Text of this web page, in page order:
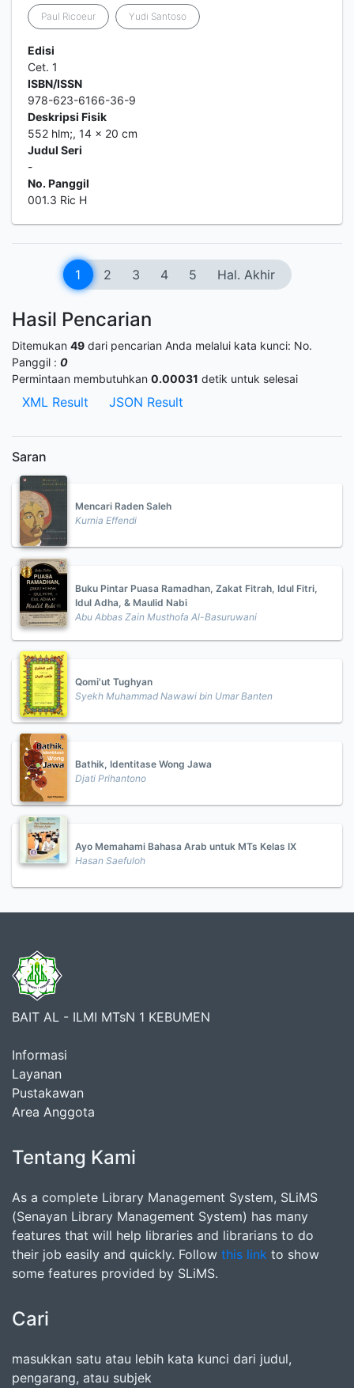
Paul Ricoeur Yudi Santoso
Edisi
Cet. 1
ISBN/ISSN
978-623-6166-36-9
Deskripsi Fisik
552 hlm;, 14 x 20 cm
Judul Seri
-
No. Panggil
001.3 Ric H
1 2 3 4 5 Hal. Akhir
Hasil Pencarian
Ditemukan 49 dari pencarian Anda melalui kata kunci: No.
Panggil : 0
Permintaan membutuhkan 0.00031 detik untuk selesai
XML Result JSON Result
Saran
Mencari Raden Saleh
Kurnia Effendi
Buku Pintar Puasa Ramadhan, Zakat Fitrah, Idul Fitri,
Idul Adha, & Maulid Nabi
Abu Abbas Zain Musthofa Al-Basuruwani
Qomi'ut Tughyan
Syekh Muhammad Nawawi bin Umar Banten
Bathik, Identitase Wong Jawa
Djati Prihantono
Ayo Memahami Bahasa Arab untuk MTs Kelas IX
Hasan Saefuloh
BAIT AL - ILMI MTsN 1 KEBUMEN
Informasi
Layanan
Pustakawan
Area Anggota
Tentang Kami
As a complete Library Management System, SLiMS
(Senayan Library Management System) has many
features that will help libraries and librarians to do
their job easily and quickly. Follow this link to show
some features provided by SLiMS.
Cari
masukkan satu atau lebih kata kunci dari judul,
pengarang, atau subjek